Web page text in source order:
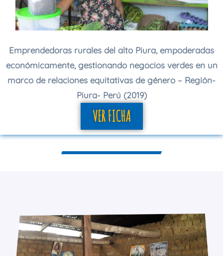
Emprendedoras rurales del alto Piura, empoderadas
económicamente, gestionando negocios verdes en un
marco de relaciones equitativas de género – Región-
Piura- Perú (2019)
VER FICHA